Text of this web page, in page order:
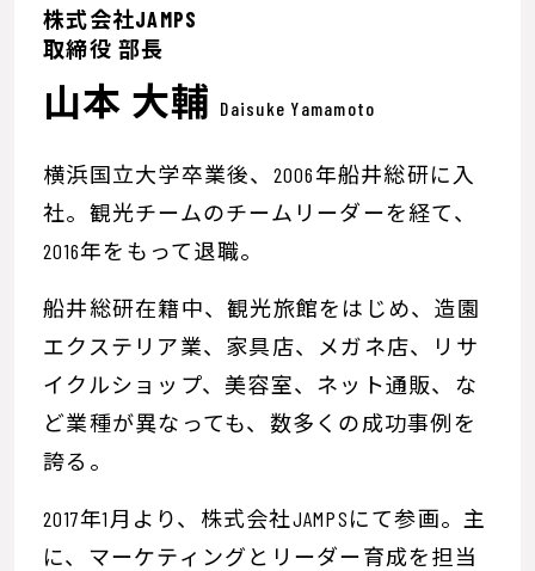
株式会社JAMPS
取締役 部長
山本 大輔 Daisuke Yamamoto
横浜国立大学卒業後、2006年船井総研に入
社。観光チームのチームリーダーを経て、
2016年をもって退職。
船井総研在籍中、観光旅館をはじめ、造園
エクステリア業、家具店、メガネ店、リサ
イクルショップ、美容室、ネット通販、な
ど業種が異なっても、数多くの成功事例を
誇る。
2017年1月より、株式会社JAMPSにて参画。主
に、マーケティングとリーダー育成を担当